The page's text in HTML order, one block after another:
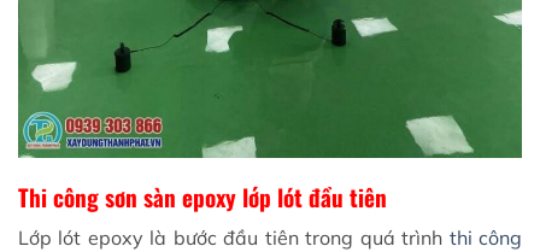
Thi công sơn sàn epoxy lớp lót đầu tiên
Lớp lót epoxy là bước đầu tiên trong quá trình thi công